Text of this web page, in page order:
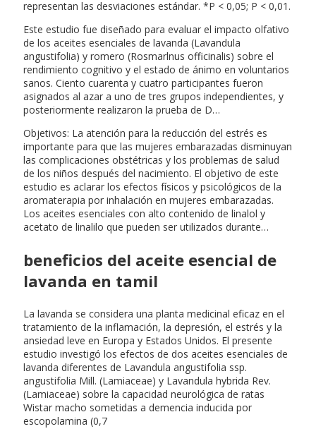
representan las desviaciones estándar. *P < 0,05; P < 0,01.
Este estudio fue diseñado para evaluar el impacto olfativo
de los aceites esenciales de lavanda (Lavandula
angustifolia) y romero (Rosmarlnus officinalis) sobre el
rendimiento cognitivo y el estado de ánimo en voluntarios
sanos. Ciento cuarenta y cuatro participantes fueron
asignados al azar a uno de tres grupos independientes, y
posteriormente realizaron la prueba de D…
Objetivos: La atención para la reducción del estrés es
importante para que las mujeres embarazadas disminuyan
las complicaciones obstétricas y los problemas de salud
de los niños después del nacimiento. El objetivo de este
estudio es aclarar los efectos físicos y psicológicos de la
aromaterapia por inhalación en mujeres embarazadas.
Los aceites esenciales con alto contenido de linalol y
acetato de linalilo que pueden ser utilizados durante…
beneficios del aceite esencial de
lavanda en tamil
La lavanda se considera una planta medicinal eficaz en el
tratamiento de la inflamación, la depresión, el estrés y la
ansiedad leve en Europa y Estados Unidos. El presente
estudio investigó los efectos de dos aceites esenciales de
lavanda diferentes de Lavandula angustifolia ssp.
angustifolia Mill. (Lamiaceae) y Lavandula hybrida Rev.
(Lamiaceae) sobre la capacidad neurológica de ratas
Wistar macho sometidas a demencia inducida por
escopolamina (0,7